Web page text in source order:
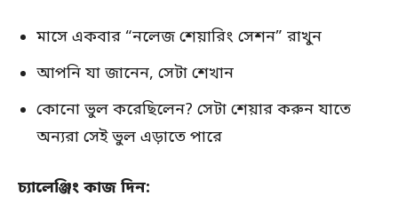
মাসে একবার “নলেজ শেয়ারিং সেশন” রাখুন
আপনি যা জানেন, সেটা শেখান
কোনো ভুল করেছিলেন? সেটা শেয়ার করুন যাতে
অন্যরা সেই ভুল এড়াতে পারে
চ্যালেঞ্জিং কাজ দিন: